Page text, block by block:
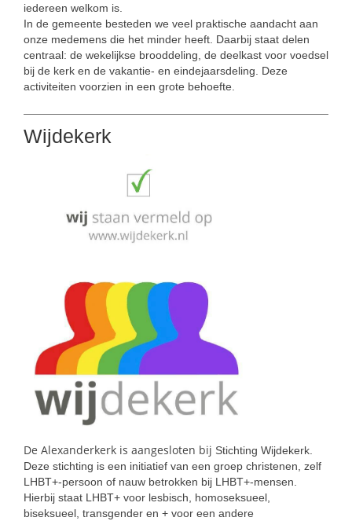
iedereen welkom is.
In de gemeente besteden we veel praktische aandacht aan
onze medemens die het minder heeft. Daarbij staat delen
centraal: de wekelijkse brooddeling, de deelkast voor voedsel
bij de kerk en de vakantie- en eindejaarsdeling. Deze
activiteiten voorzien in een grote behoefte.
Wijdekerk
De Alexanderkerk is aangesloten bij Stichting Wijdekerk.
Deze stichting is een initiatief van een groep christenen, zelf
LHBT+-persoon of nauw betrokken bij LHBT+-mensen.
Hierbij staat LHBT+ voor lesbisch, homoseksueel,
biseksueel, transgender en + voor een andere